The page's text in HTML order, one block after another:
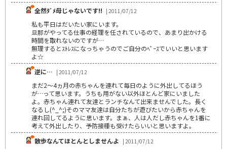
全然ﾀﾞﾒ母じゃないです!! | 2011/07/12
私も平日はだいたい家にいます。
旦那がやってる仕事の経理を任されているので、あまり出かける
時間を取れないのですが…
無理するとｽﾄﾚｽになっちゃうのでご自分のﾍﾟｰｽでいいと思います
よ☆
逆に… | 2011/07/12
まだ2～4ヵ月の赤ちゃんを連れて毎日のように外出してるほう
が…って思います。うちも用がない以外ほとんど家にいました
よ。赤ちゃん連れて友達とランチなんて出来ませんでした。長く
なるし(^_^;)そのママ友達は自分たちが遊びたいから赤ちゃんを
連れ回してるように思います。まぁ、人は人だし赤ちゃんを1番に
考えて外出したり、予防接種も受けたらいいと思いますよ。
散歩なんてほとんとしませんよ | 2011/07/12